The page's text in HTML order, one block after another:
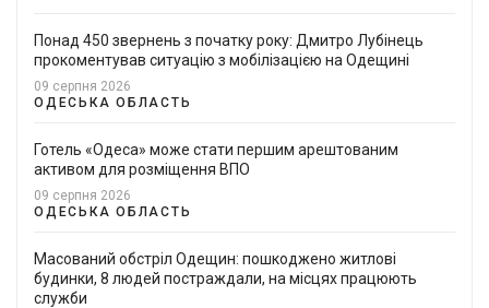
Понад 450 звернень з початку року: Дмитро Лубінець
прокоментував ситуацію з мобілізацією на Одещині
09 серпня 2026
ОДЕСЬКА ОБЛАСТЬ
Готель «Одеса» може стати першим арештованим
активом для розміщення ВПО
09 серпня 2026
ОДЕСЬКА ОБЛАСТЬ
Масований обстріл Одещин: пошкоджено житлові
будинки, 8 людей постраждали, на місцях працюють
служби